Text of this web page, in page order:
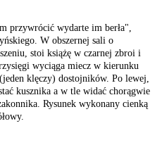
przywrócić wydarte im berła",
W obszernej sali o
stoi książę w czarnej zbroi i
wyciąga miecz w kierunku
klęczy) dostojników. Po lewej,
kusznika a w tle widać chorągwie
Rysunek wykonany cienką